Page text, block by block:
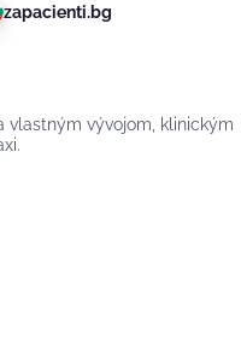
zapacienti.bg
vlastným vývojom, klinickým